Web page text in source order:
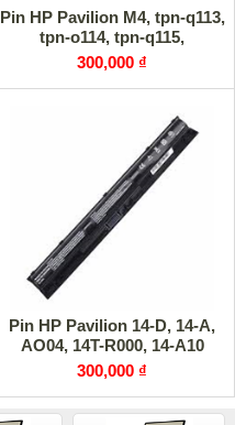
Pin HP Pavilion M4, tpn-q113,
tpn-o114, tpn-q115,
300,000 ₫
Pin HP Pavilion 14-D, 14-A,
AO04, 14T-R000, 14-A10
300,000 ₫